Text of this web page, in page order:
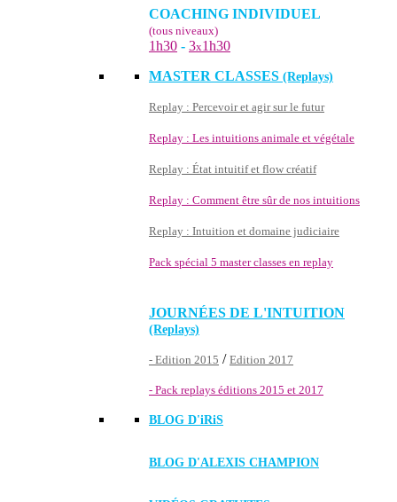
COACHING INDIVIDUEL
(tous niveaux)
1h30 - 3x1h30
MASTER CLASSES (Replays)
Replay : Percevoir et agir sur le futur
Replay : Les intuitions animale et végétale
Replay : État intuitif et flow créatif
Replay : Comment être sûr de nos intuitions
Replay : Intuition et domaine judiciaire
Pack spécial 5 master classes en replay
JOURNÉES DE L'INTUITION
(Replays)
- Edition 2015 / Edition 2017
- Pack replays éditions 2015 et 2017
BLOG D'iRiS
BLOG D'ALEXIS CHAMPION